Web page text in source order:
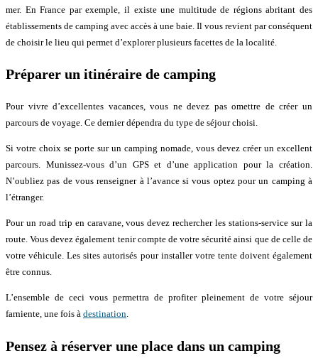
mer. En France par exemple, il existe une multitude de régions abritant des
établissements de camping avec accès à une baie. Il vous revient par conséquent
de choisir le lieu qui permet d’explorer plusieurs facettes de la localité.
Préparer un itinéraire de camping
Pour vivre d’excellentes vacances, vous ne devez pas omettre de créer un
parcours de voyage. Ce dernier dépendra du type de séjour choisi.
Si votre choix se porte sur un camping nomade, vous devez créer un excellent
parcours. Munissez-vous d’un GPS et d’une application pour la création.
N’oubliez pas de vous renseigner à l’avance si vous optez pour un camping à
l’étranger.
Pour un road trip en caravane, vous devez rechercher les stations-service sur la
route. Vous devez également tenir compte de votre sécurité ainsi que de celle de
votre véhicule. Les sites autorisés pour installer votre tente doivent également
être connus.
L’ensemble de ceci vous permettra de profiter pleinement de votre séjour
farniente, une fois à destination.
Pensez à réserver une place dans un camping